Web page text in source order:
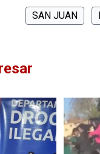
SAN JUAN